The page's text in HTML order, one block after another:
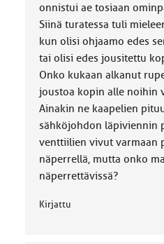
k
a
onnistui ae tosiaan
Siinä turatessa tuli
kun olisi ohjaamo edes
tai olisi edes jousitettu
Onko kukaan alkanut
joustoa kopin alle noihin
Ainakin ne kaapelien
sähköjohdon läpiviennin
venttiilien vivut varmaan
näperrellä, mutta onko
näperrettävissä?
Kirjattu